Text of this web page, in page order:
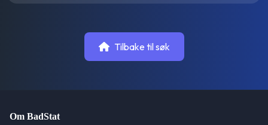
Tilbake til søk
Om BadStat